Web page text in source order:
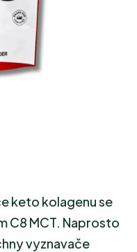
keto kolagenu se
C8 MCT. Naprosto
vyznavače